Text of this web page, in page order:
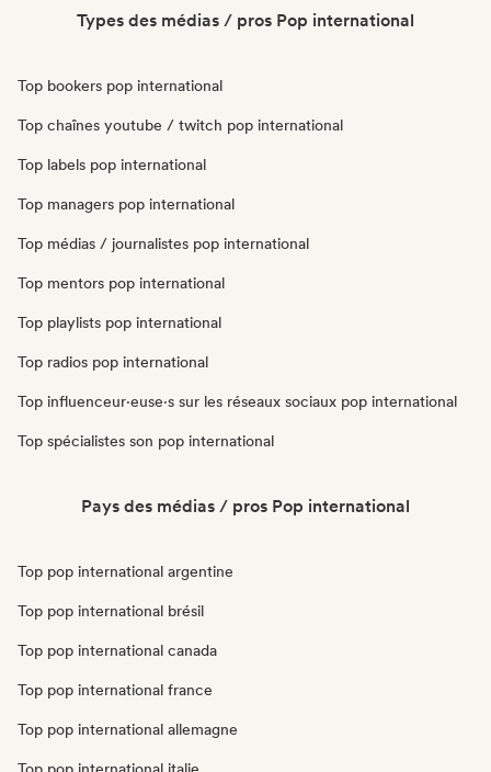
Types des médias / pros Pop international
Top bookers pop international
Top chaînes youtube / twitch pop international
Top labels pop international
Top managers pop international
Top médias / journalistes pop international
Top mentors pop international
Top playlists pop international
Top radios pop international
Top influenceur·euse·s sur les réseaux sociaux pop international
Top spécialistes son pop international
Pays des médias / pros Pop international
Top pop international argentine
Top pop international brésil
Top pop international canada
Top pop international france
Top pop international allemagne